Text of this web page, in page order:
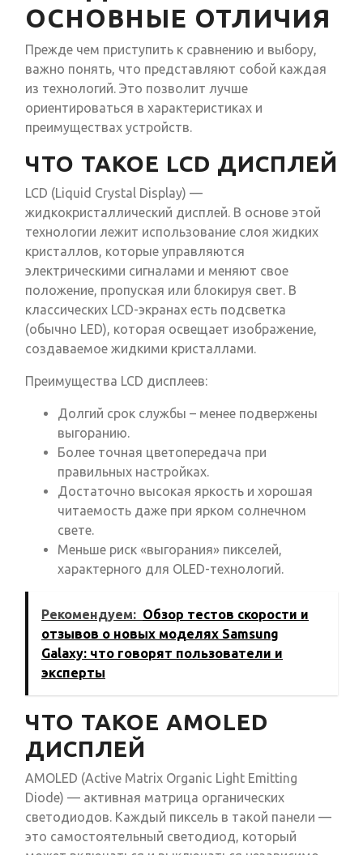
ОСНОВНЫЕ ОТЛИЧИЯ
Прежде чем приступить к сравнению и выбору,
важно понять, что представляют собой каждая
из технологий. Это позволит лучше
ориентироваться в характеристиках и
преимуществах устройств.
ЧТО ТАКОЕ LCD ДИСПЛЕЙ
LCD (Liquid Crystal Display) —
жидкокристаллический дисплей. В основе этой
технологии лежит использование слоя жидких
кристаллов, которые управляются
электрическими сигналами и меняют свое
положение, пропуская или блокируя свет. В
классических LCD-экранах есть подсветка
(обычно LED), которая освещает изображение,
создаваемое жидкими кристаллами.
Преимущества LCD дисплеев:
Долгий срок службы – менее подвержены
выгоранию.
Более точная цветопередача при
правильных настройках.
Достаточно высокая яркость и хорошая
читаемость даже при ярком солнечном
свете.
Меньше риск «выгорания» пикселей,
характерного для OLED-технологий.
Рекомендуем: Обзор тестов скорости и
отзывов о новых моделях Samsung
Galaxy: что говорят пользователи и
эксперты
ЧТО ТАКОЕ AMOLED
ДИСПЛЕЙ
AMOLED (Active Matrix Organic Light Emitting
Diode) — активная матрица органических
светодиодов. Каждый пиксель в такой панели —
это самостоятельный светодиод, который